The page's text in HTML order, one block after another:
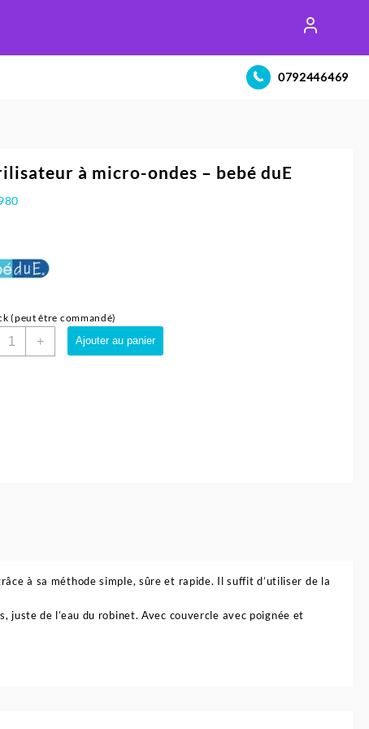
0792446469
à micro-ondes – bebé duE
(peut être commandé)
quantité + Ajouter au panier
à sa méthode simple, sûre et rapide. Il suffit d’utiliser de la
juste de l’eau du robinet. Avec couvercle avec poignée et